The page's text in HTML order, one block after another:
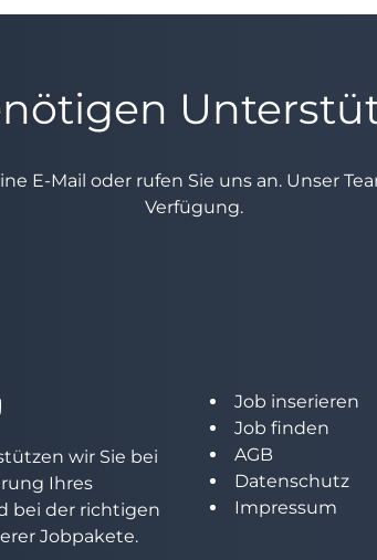
E-Mail oder rufen Sie uns an. Unser
Verfügung.
wir Sie bei
Ihres
bei der richtigen
Jobpakete.
Job inserieren
Job finden
AGB
Datenschutz
Impressum